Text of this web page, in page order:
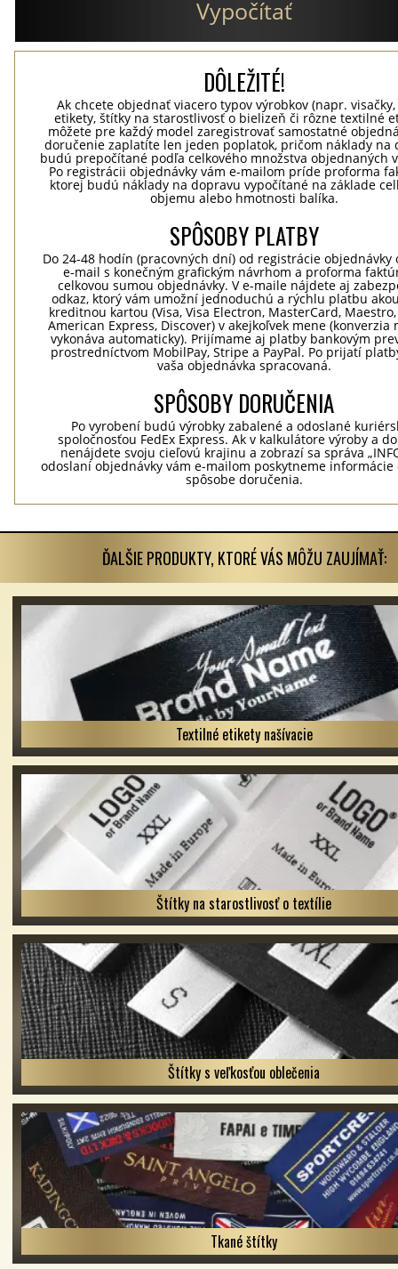
Vypočítať
DÔLEŽITÉ!
Ak chcete objednať viacero typov výrobkov (napr.
etikety, štítky na starostlivosť o bielizeň či rôzne textilné
môžete pre každý model zaregistrovať samostatné
doručenie zaplatíte len jeden poplatok, pričom náklady na
budú prepočítané podľa celkového množstva objednaných
Po registrácii objednávky vám e-mailom príde proforma
ktorej budú náklady na dopravu vypočítané na základe
objemu alebo hmotnosti balíka.
SPÔSOBY PLATBY
Do 24-48 hodín (pracovných dní) od registrácie objednávky
e-mail s konečným grafickým návrhom a proforma
celkovou sumou objednávky. V e-maile nájdete aj
odkaz, ktorý vám umožní jednoduchú a rýchlu platbu
kreditnou kartou (Visa, Visa Electron, MasterCard,
American Express, Discover) v akejkoľvek mene (konverzia
vykonáva automaticky). Prijímame aj platby bankovým
prostredníctvom MobilPay, Stripe a PayPal. Po prijatí
vaša objednávka spracovaná.
SPÔSOBY DORUČENIA
Po vyrobení budú výrobky zabalené a odoslané
spoločnosťou FedEx Express. Ak v kalkulátore výroby a
nenájdete svoju cieľovú krajinu a zobrazí sa správa
odoslaní objednávky vám e-mailom poskytneme informácie
spôsobe doručenia.
ĎALŠIE PRODUKTY, KTORÉ VÁS MÔŽU ZAUJÍMAŤ:
Textilné etikety našívacie
Štítky na starostlivosť o textílie
Štítky s veľkosťou oblečenia
Tkané štítky